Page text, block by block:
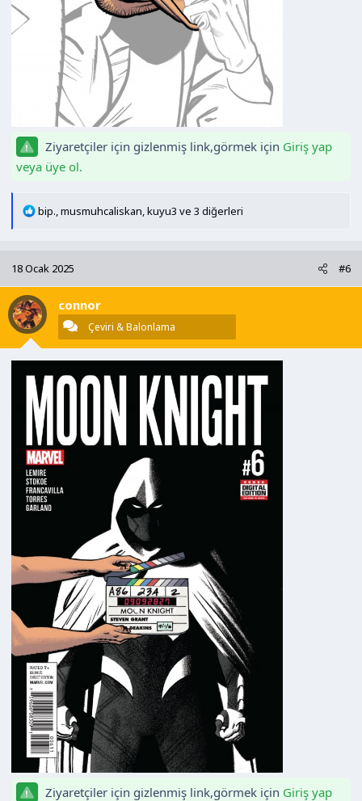
Ziyaretçiler için gizlenmiş link,görmek için Giriş yap
veya üye ol.
T
i
l
e
r
bip.,musmuhcaliskan,kuyu3 ve 3 diğerleri
18 Ocak 2025 #6
connor
Çeviri & Balonlama
Ziyaretçiler için gizlenmiş link,görmek için Giriş yap